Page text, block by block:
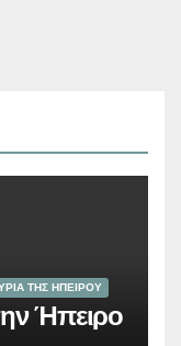
ΤΗΣ ΗΠΕΙΡΟΥ
Ήπειρο